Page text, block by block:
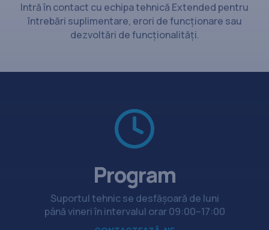
Intră în contact cu echipa tehnică Extended pentru
întrebări suplimentare, erori de funcționare sau
dezvoltări de funcționalități.
Program
Suportul tehnic se desfășoară de luni
până vineri în intervalul orar 09:00–17:00